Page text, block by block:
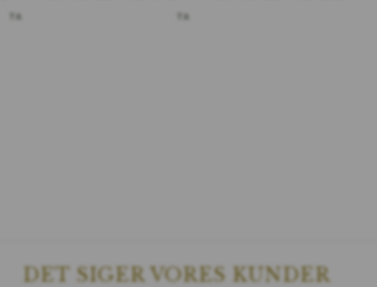
AÑADIR A LA CESTA
DET SIGER VORES KUNDER